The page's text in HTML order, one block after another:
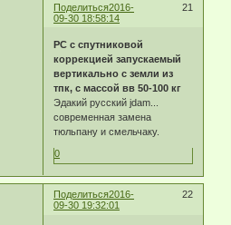
Поделиться 21
2016-
09-30 18:58:14
РС с спутниковой
коррекцией запускаемый
вертикально с земли из
тпк, с массой вв 50-100 кг
Эдакий русский jdam...
современная замена
тюльпану и смельчаку.
0
Поделиться 22
2016-
09-30 19:32:01